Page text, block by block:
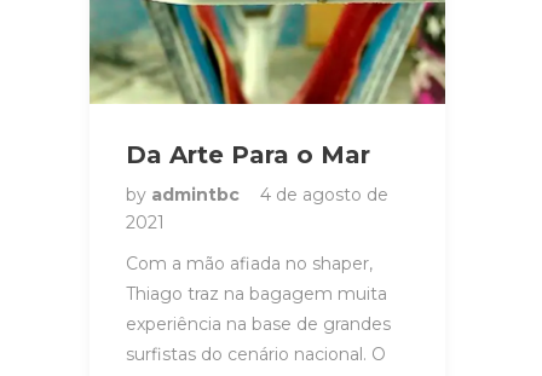
Da Arte Para o Mar
by admintbc
4 de agosto de
2021
Com a mão afiada no shaper,
Thiago traz na bagagem muita
experiência na base de grandes
surfistas do cenário nacional. O